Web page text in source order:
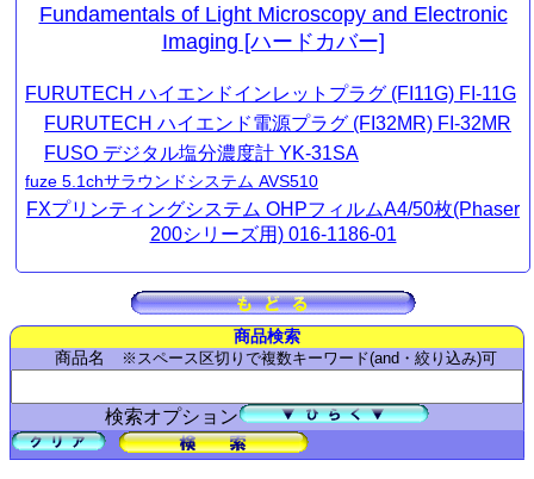
Fundamentals of Light Microscopy and Electronic
Imaging [ハードカバー]
FURUTECH ハイエンドインレットプラグ (FI11G) FI-11G
FURUTECH ハイエンド電源プラグ (FI32MR) FI-32MR
FUSO デジタル塩分濃度計 YK-31SA
fuze 5.1chサラウンドシステム AVS510
FXプリンティングシステム OHPフィルムA4/50枚(Phaser
200シリーズ用) 016-1186-01
商品検索
商品名
※スペース区切りで複数キーワード(and・絞り込み)可
検索オプション